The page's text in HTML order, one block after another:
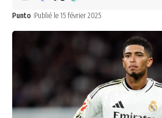
Punto Publié le 15 février 2025